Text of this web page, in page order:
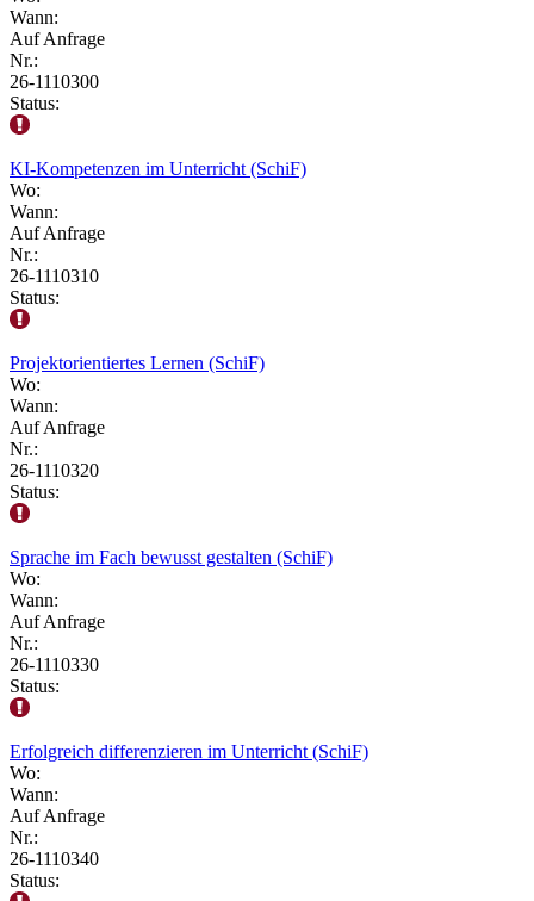
Wann:
Auf Anfrage
Nr.:
26-1110300
Status:
KI-Kompetenzen im Unterricht (SchiF)
Wo:
Wann:
Auf Anfrage
Nr.:
26-1110310
Status:
Projektorientiertes Lernen (SchiF)
Wo:
Wann:
Auf Anfrage
Nr.:
26-1110320
Status:
Sprache im Fach bewusst gestalten (SchiF)
Wo:
Wann:
Auf Anfrage
Nr.:
26-1110330
Status:
Erfolgreich differenzieren im Unterricht (SchiF)
Wo:
Wann:
Auf Anfrage
Nr.:
26-1110340
Status: